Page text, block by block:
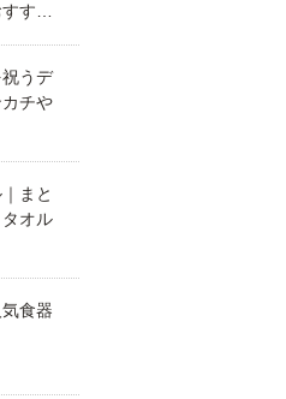
すめ
うデ
チや
まと
オル
食器